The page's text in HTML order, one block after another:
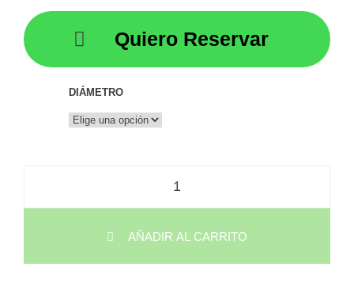
Quiero Reservar
DIÁMETRO
AÑADIR AL CARRITO